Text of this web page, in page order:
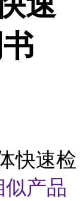
快速检
似产品